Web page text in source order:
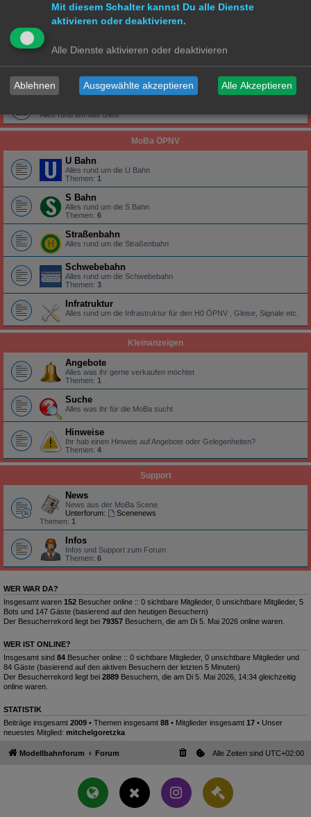
N Ecke
Lokomotiven | Züge
Alles rund um die Lokomotive
Wagons
Alles rund um die Wagons
Alles rund um das Gleis
MoBa ÖPNV
U Bahn
Alles rund um die U Bahn
Themen: 1
S Bahn
Alles rund um die S Bahn
Themen: 6
Straßenbahn
Alles rund um die Straßenbahn
Schwebebahn
Alles rund um die Schwebebahn
Themen: 3
Infratruktur
Alles rund um die Infrastruktur für den H0 ÖPNV , Gleise, Signale etc.
Kleinanzeigen
Angebote
Alles was ihr gerne verkaufen möchtet
Themen: 1
Suche
Alles was ihr für die MoBa sucht
Hinweise
Ihr hab einen Hinweis auf Angebote oder Gelegenheiten?
Themen: 4
Support
News
News aus der MoBa Scene
Unterforum:
Scenenews
Themen: 1
Infos
Infos und Support zum Forum
Themen: 6
WER WAR DA?
Insgesamt waren 152 Besucher online :: 0 sichtbare Mitglieder, 0 unsichtbare Mitglieder, 5
Bots und 147 Gäste (basierend auf den heutigen Besuchern)
Der Besucherrekord liegt bei 79357 Besuchern, die am Di 5. Mai 2026 online waren.
WER IST ONLINE?
Insgesamt sind 84 Besucher online :: 0 sichtbare Mitglieder, 0 unsichtbare Mitglieder und
84 Gäste (basierend auf den aktiven Besuchern der letzten 5 Minuten)
Der Besucherrekord liegt bei 2889 Besuchern, die am Di 5. Mai 2026, 14:34 gleichzeitig
online waren.
STATISTIK
Beiträge insgesamt 2009 • Themen insgesamt 88 • Mitglieder insgesamt 17 • Unser
neuestes Mitglied: mitchelgoretzka
Modellbahnforum Forum Alle Zeiten sind UTC+02:00
Mit diesem Schalter kannst Du alle Dienste
aktivieren oder deaktivieren.
Alle Dienste aktivieren oder deaktivieren
Ablehnen Ausgewählte akzeptieren Alle Akzeptieren